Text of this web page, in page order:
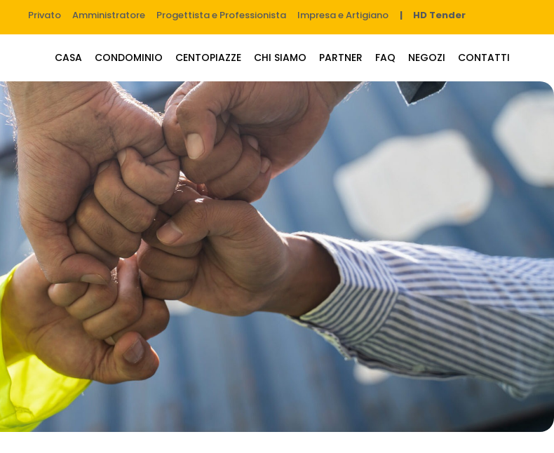
Privato Amministratore Progettista e Professionista Impresa e Artigiano | HD Tender
CASA CONDOMINIO CENTOPIAZZE CHI SIAMO PARTNER FAQ NEGOZI CONTATTI